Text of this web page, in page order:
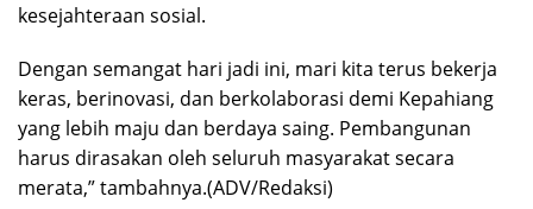
kesejahteraan sosial.
Dengan semangat hari jadi ini, mari kita terus bekerja
keras, berinovasi, dan berkolaborasi demi Kepahiang
yang lebih maju dan berdaya saing. Pembangunan
harus dirasakan oleh seluruh masyarakat secara
merata,” tambahnya.(ADV/Redaksi)